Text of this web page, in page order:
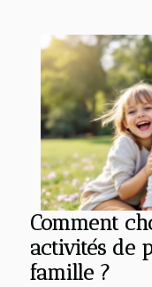
Comment
activités de
famille ?